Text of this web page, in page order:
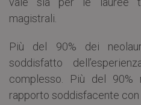
magistrali.
Più del 90% dei
soddisfatto
complesso. Più del
rapporto soddisfacente con